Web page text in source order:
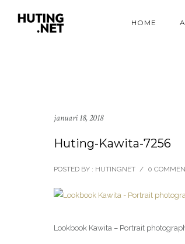
HOME
januari 18, 2018
Huting-Kawita-7256
POSTED BY : HUTINGNET / 0
Lookbook Kawita – Portrait